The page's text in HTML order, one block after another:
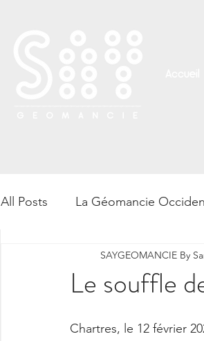
All Posts La Géomancie
Rencontre, atelier et
Le souffle
SAYGEOMANCIE By
Chartres, le 12 février